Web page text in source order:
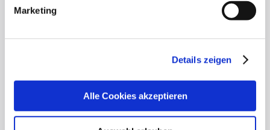
Marketing
Details zeigen
Alle Cookies akzeptieren
Stuttgart und Region immer up-to-date.
Über uns